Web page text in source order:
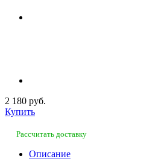
2 180 руб.
Купить
Рассчитать доставку
Описание